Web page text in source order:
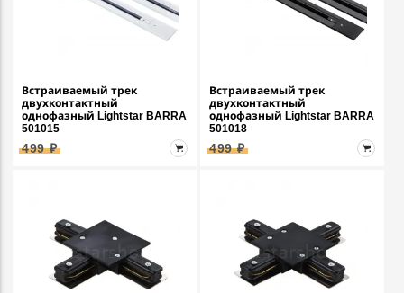
Встраиваемый трек
двухконтактный
однофазный Lightstar BARRA
501015
499 ₽
Встраиваемый трек
двухконтактный
однофазный Lightstar BARRA
501018
499 ₽